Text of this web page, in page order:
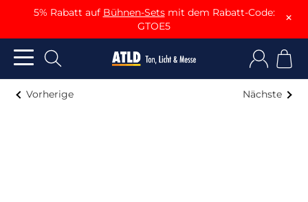
5% Rabatt auf Bühnen-Setsmit dem Rabatt-Code:
GTOE5
×
Vorherige Nächste